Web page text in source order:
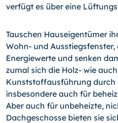
verfügt es über eine
Tauschen Hauseigentümer
Wohn- und Ausstiegsfenster,
Energiewerte und senken
zumal sich die Holz- wie
Kunststoffausführung durch
insbesondere auch für
Aber auch für unbeheizte,
Dachgeschosse bieten sie